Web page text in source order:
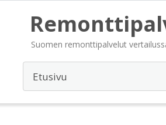
Suomen remonttipalvelut